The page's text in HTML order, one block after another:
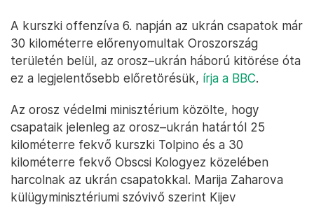
A kurszki offenzíva 6. napján az ukrán csapatok már
30 kilométerre előrenyomultak Oroszország
területén belül, az orosz–ukrán háború kitörése óta
ez a legjelentősebb előretörésük, írja a BBC.
Az orosz védelmi minisztérium közölte, hogy
csapataik jelenleg az orosz–ukrán határtól 25
kilométerre fekvő kurszki Tolpino és a 30
kilométerre fekvő Obscsi Kologyez közelében
harcolnak az ukrán csapatokkal. Marija Zaharova
külügyminisztériumi szóvivő szerint Kijev